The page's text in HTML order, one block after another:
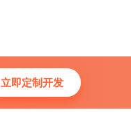
立即定制开发